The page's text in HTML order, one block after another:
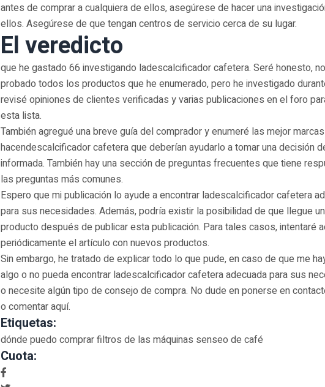
antes de comprar a cualquiera de ellos, asegúrese de hacer una
ellos. Asegúrese de que tengan centros de servicio cerca de su lugar.
El veredicto
que he gastado 66 investigando ladescalcificador cafetera. Seré honesto,
probado todos los productos que he enumerado, pero he investigado
revisé opiniones de clientes verificadas y varias publicaciones en el foro
esta lista.
También agregué una breve guía del comprador y enumeré las mejor
hacendescalcificador cafetera que deberían ayudarlo a tomar una decisión
informada. También hay una sección de preguntas frecuentes que tiene
las preguntas más comunes.
Espero que mi publicación lo ayude a encontrar ladescalcificador cafetera
para sus necesidades. Además, podría existir la posibilidad de que llegue
producto después de publicar esta publicación. Para tales casos, intentaré
periódicamente el artículo con nuevos productos.
Sin embargo, he tratado de explicar todo lo que pude, en caso de que me
algo o no pueda encontrar ladescalcificador cafetera adecuada para sus
o necesite algún tipo de consejo de compra. No dude en ponerse en
o comentar aquí.
Etiquetas:
dónde puedo comprar filtros de las máquinas senseo de café
Cuota: